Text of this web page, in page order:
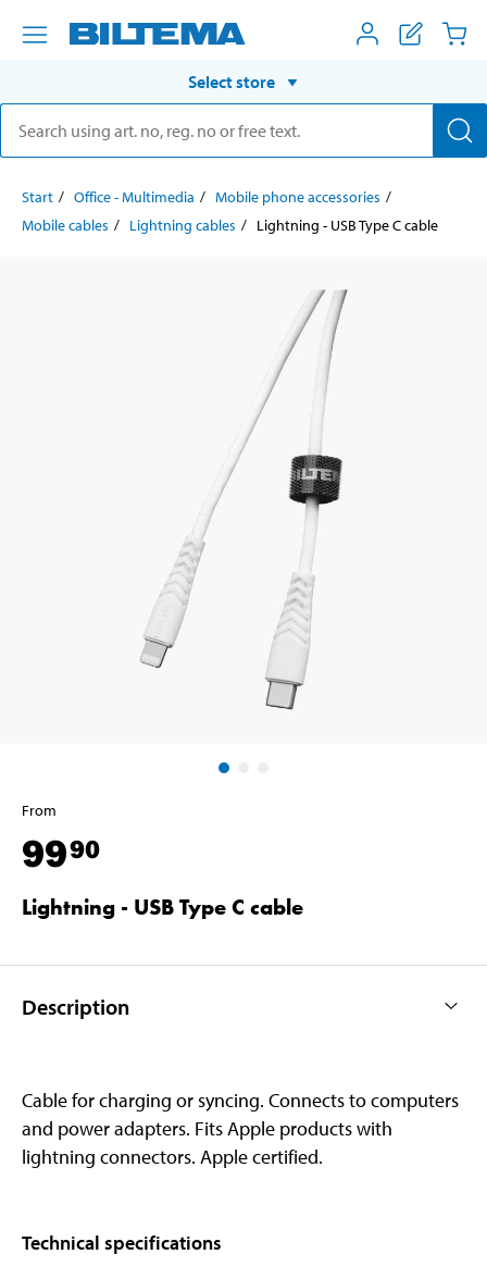
Select store
Start Office - Multimedia
Mobile phone accessories
Mobile cables
Lightning cables Lightning - USB Type C cable
From
9990
Lightning - USB Type C cable
Description
Cable for charging or syncing. Connects to computers
and power adapters. Fits Apple products with
lightning connectors. Apple certified.
Technical specifications